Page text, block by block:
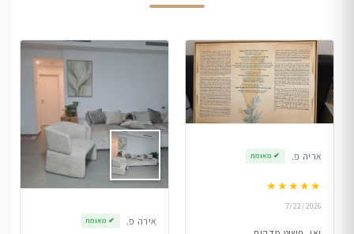
אריה פ. ✔ מאומת
★★★★★
7/22/2026
אירה פ. ✔ מאומת